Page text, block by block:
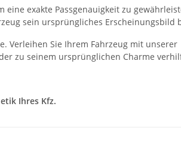
exakte Passgenauigkeit zu
sein ursprüngliches Erscheinungsbild
Verleihen Sie Ihrem Fahrzeug mit unserer
zu seinem ursprünglichen Charme
Ihres Kfz.